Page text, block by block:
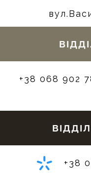
+38 068 902
+38